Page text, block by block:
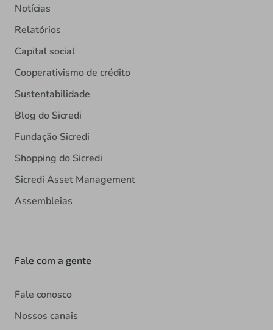
Notícias
Relatórios
Capital social
Cooperativismo de crédito
Sustentabilidade
Blog do Sicredi
Fundação Sicredi
Shopping do Sicredi
Sicredi Asset Management
Assembleias
Fale com a gente
Fale conosco
Nossos canais